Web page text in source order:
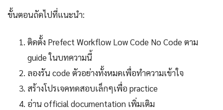
ขั้นตอนถัดไปที่แนะนำ:
ติดตั้ง Prefect Workflow Low Code No Code ตาม
guide ในบทความนี้
ลองรัน code ตัวอย่างทั้งหมดเพื่อทำความเข้าใจ
สร้างโปรเจคทดสอบเล็กๆเพื่อ practice
อ่าน official documentation เพิ่มเติม